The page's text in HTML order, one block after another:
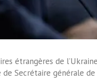
étrangères de
Secrétaire générale de